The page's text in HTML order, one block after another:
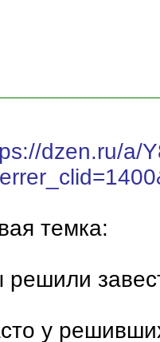
dzen.ru/a/
темка:
решили
у